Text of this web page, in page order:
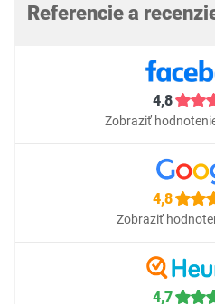
Referencie a
4,8
Zobraziť
4,8
Zobraziť
4,7